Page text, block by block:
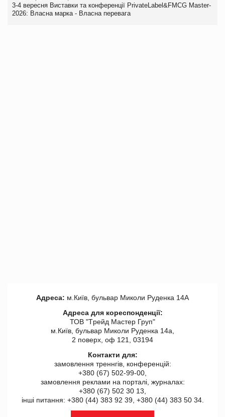
3-4 вересня Виставки та конференції PrivateLabel&FMCG Master-
2026: Власна марка - Власна перевага
Адреса: м.Київ, бульвар Миколи Руденка 14А
Адреса для кореспонденції:
ТОВ "Tрейд Мастер Груп"
м.Київ, бульвар Миколи Руденка 14а,
2 поверх, оф 121, 03194
Контакти для:
замовлення треннгів, конференцій:
+380 (67) 502-99-00,
замовлення реклами на порталі, журналах:
+380 (67) 502 30 13,
інші питання: +380 (44) 383 92 39, +380 (44) 383 50 34.